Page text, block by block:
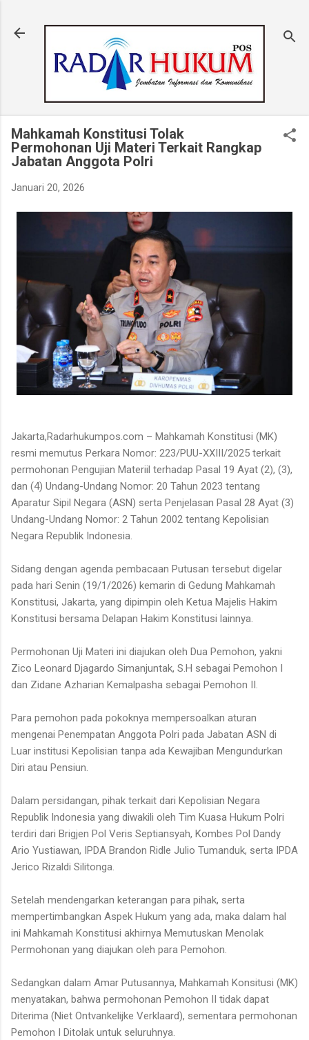
Mahkamah Konstitusi Tolak
Permohonan Uji Materi Terkait Rangkap
Jabatan Anggota Polri
Januari 20, 2026
Jakarta,Radarhukumpos.com – Mahkamah Konstitusi (MK)
resmi memutus Perkara Nomor: 223/PUU-XXIII/2025 terkait
permohonan Pengujian Materiil terhadap Pasal 19 Ayat (2), (3),
dan (4) Undang-Undang Nomor: 20 Tahun 2023 tentang
Aparatur Sipil Negara (ASN) serta Penjelasan Pasal 28 Ayat (3)
Undang-Undang Nomor: 2 Tahun 2002 tentang Kepolisian
Negara Republik Indonesia.
Sidang dengan agenda pembacaan Putusan tersebut digelar
pada hari Senin (19/1/2026) kemarin di Gedung Mahkamah
Konstitusi, Jakarta, yang dipimpin oleh Ketua Majelis Hakim
Konstitusi bersama Delapan Hakim Konstitusi lainnya.
Permohonan Uji Materi ini diajukan oleh Dua Pemohon, yakni
Zico Leonard Djagardo Simanjuntak, S.H sebagai Pemohon I
dan Zidane Azharian Kemalpasha sebagai Pemohon II.
Para pemohon pada pokoknya mempersoalkan aturan
mengenai Penempatan Anggota Polri pada Jabatan ASN di
Luar institusi Kepolisian tanpa ada Kewajiban Mengundurkan
Diri atau Pensiun.
Dalam persidangan, pihak terkait dari Kepolisian Negara
Republik Indonesia yang diwakili oleh Tim Kuasa Hukum Polri
terdiri dari Brigjen Pol Veris Septiansyah, Kombes Pol Dandy
Ario Yustiawan, IPDA Brandon Ridle Julio Tumanduk, serta IPDA
Jerico Rizaldi Silitonga.
Setelah mendengarkan keterangan para pihak, serta
mempertimbangkan Aspek Hukum yang ada, maka dalam hal
ini Mahkamah Konstitusi akhirnya Memutuskan Menolak
Permohonan yang diajukan oleh para Pemohon.
Sedangkan dalam Amar Putusannya, Mahkamah Konsitusi (MK)
menyatakan, bahwa permohonan Pemohon II tidak dapat
Diterima (Niet Ontvankelijke Verklaard), sementara permohonan
Pemohon I Ditolak untuk seluruhnya.